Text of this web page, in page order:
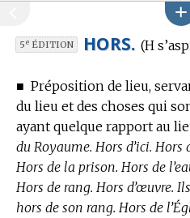
5eÉDITION HORS. (H
■ Préposition de lieu,
du lieu et des choses qui
ayant quelque rapport au
du Royaume. Hors d’ici.
Hors de la prison. Hors de
Hors de rang. Hors d’œuvre.
hors de son rang. Hors de